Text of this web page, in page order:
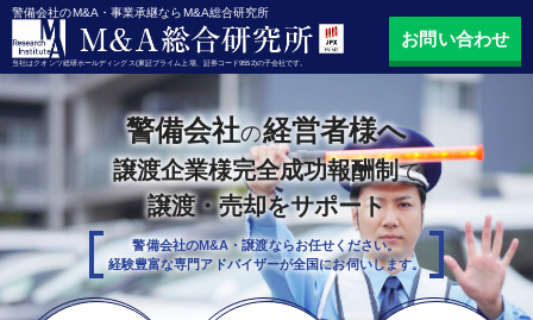
警備会社のM&A・事業承継ならM&A総合研究所
当社はクオンツ総研ホールディングス(東証プライム上場、証券コード9552)の子会社です。
お問い合わせ
警備会社の経営者様へ
譲渡企業様完全成功報酬制で
譲渡・売却をサポート
警備会社のM&A・譲渡ならお任せください。
経験豊富な専門アドバイザーが全国にお伺いします。